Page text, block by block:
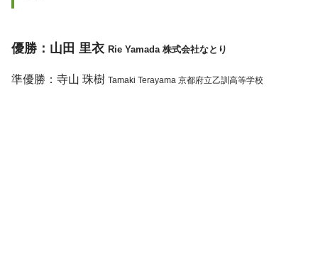
優勝：山田 里衣 Rie Yamada 株式会社なとり
準優勝：寺山 珠樹 Tamaki Terayama 京都府立乙訓高等学校